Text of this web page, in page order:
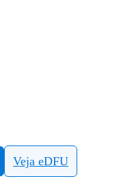
Veja eDFU